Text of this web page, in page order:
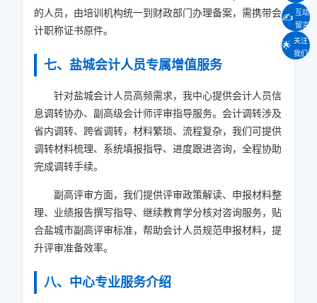
的人员，由培训机构统一到财政部门办理备案，需携带会
计职称证书原件。
七、盐城会计人员专属增值服务
针对盐城会计人员高频需求，我中心提供会计人员信
息调转协办、副高级会计师评审指导服务。会计调转涉及
省内调转、跨省调转，材料繁琐、流程复杂，我们可提供
调转材料梳理、系统填报指导、进度跟进咨询，全程协助
完成调转手续。
副高评审方面，我们提供评审政策解读、申报材料整
理、业绩报告撰写指导、继续教育学分核对咨询服务，贴
合盐城市副高评审标准，帮助会计人员规范申报材料，提
升评审准备效率。
八、中心专业服务介绍
✍️ 互动
留言
🌟 关注
我们